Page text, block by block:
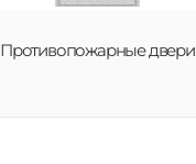
Противопожарные двери